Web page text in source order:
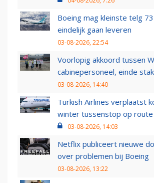
Boeing mag kleinste telg
eindelijk gaan leveren
03-08-2026, 22:54
Voorlopig akkoord tussen
cabinepersoneel, einde
03-08-2026, 14:40
Turkish Airlines verplaatst
winter tussenstop op route
03-08-2026, 14:03
Netflix publiceert nieuwe
over problemen bij Boeing
03-08-2026, 13:22